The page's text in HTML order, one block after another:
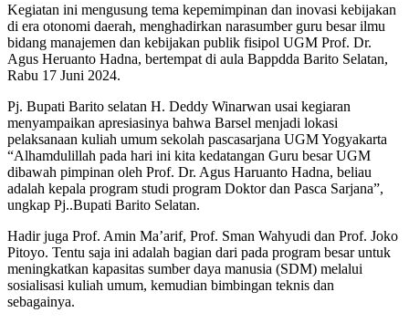
Kegiatan ini mengusung tema kepemimpinan dan inovasi kebijakan
di era otonomi daerah, menghadirkan narasumber guru besar ilmu
bidang manajemen dan kebijakan publik fisipol UGM Prof. Dr.
Agus Heruanto Hadna, bertempat di aula Bappdda Barito Selatan,
Rabu 17 Juni 2024.
Pj. Bupati Barito selatan H. Deddy Winarwan usai kegiaran
menyampaikan apresiasinya bahwa Barsel menjadi lokasi
pelaksanaan kuliah umum sekolah pascasarjana UGM Yogyakarta
“Alhamdulillah pada hari ini kita kedatangan Guru besar UGM
dibawah pimpinan oleh Prof. Dr. Agus Haruanto Hadna, beliau
adalah kepala program studi program Doktor dan Pasca Sarjana”,
ungkap Pj..Bupati Barito Selatan.
Hadir juga Prof. Amin Ma’arif, Prof. Sman Wahyudi dan Prof. Joko
Pitoyo. Tentu saja ini adalah bagian dari pada program besar untuk
meningkatkan kapasitas sumber daya manusia (SDM) melalui
sosialisasi kuliah umum, kemudian bimbingan teknis dan
sebagainya.